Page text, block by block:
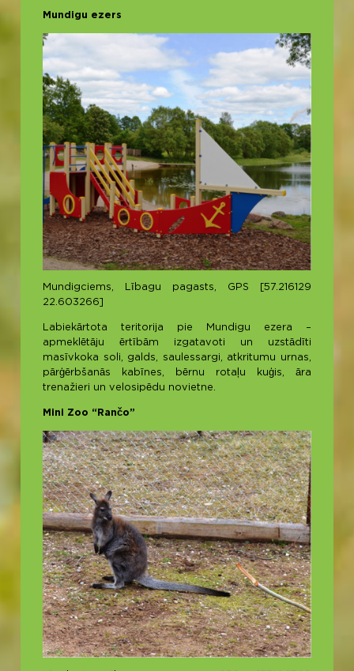
Mundigu ezers
Mundigciems, Lībagu pagasts, GPS [57.216129
22.603266]
Labiekārtota teritorija pie Mundigu ezera –
apmeklētāju ērtībām izgatavoti un uzstādīti
masīvkoka soli, galds, saulessargi, atkritumu urnas,
pārģērbšanās kabīnes, bērnu rotaļu kuģis, āra
trenažieri un velosipēdu novietne.
Mini Zoo “Rančo”